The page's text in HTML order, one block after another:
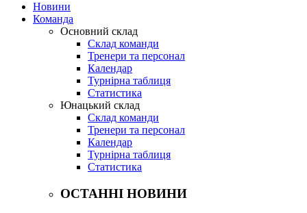
Новини
Команда
Основний склад
Склад команди
Тренери та персонал
Календар
Турнірна таблиця
Статистика
Юнацький склад
Склад команди
Тренери та персонал
Календар
Турнірна таблиця
Статистика
ОСТАННІ НОВИНИ